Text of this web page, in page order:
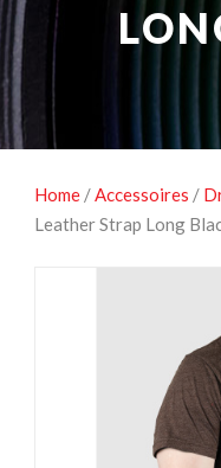
Home /Accessoires /
Leather Strap Long